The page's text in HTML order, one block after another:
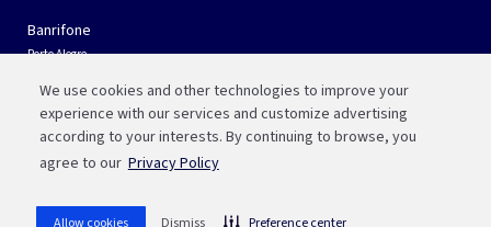
We use cookies and other technologies to improve your
experience with our services and customize advertising
according to your interests. By continuing to browse, you
agree to our Privacy Policy
Allow cookies Dismiss Preference center
Banrifone
Porto Alegre
(51) 3210 01 22
Interior do RS e Outros Estados
0800 541 88 55
Fale com a Bah
WhatsApp